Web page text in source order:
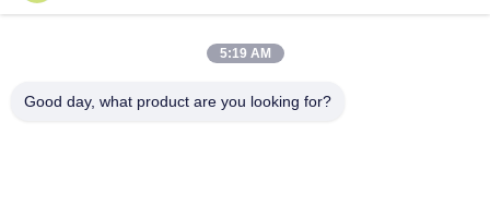
100% पॉलिएस्टर 6 पैनल बेसबॉल कैप सॉलिड क्लासिकल सिक्स पैनल अनस्ट्रक्चर्ड
5:19 AM
Good day, what product are you looking for?